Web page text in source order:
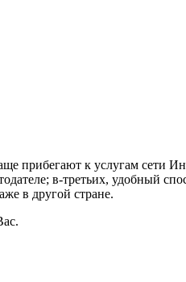
прибегают к услугам сети
в-третьих, удобный
в другой стране.